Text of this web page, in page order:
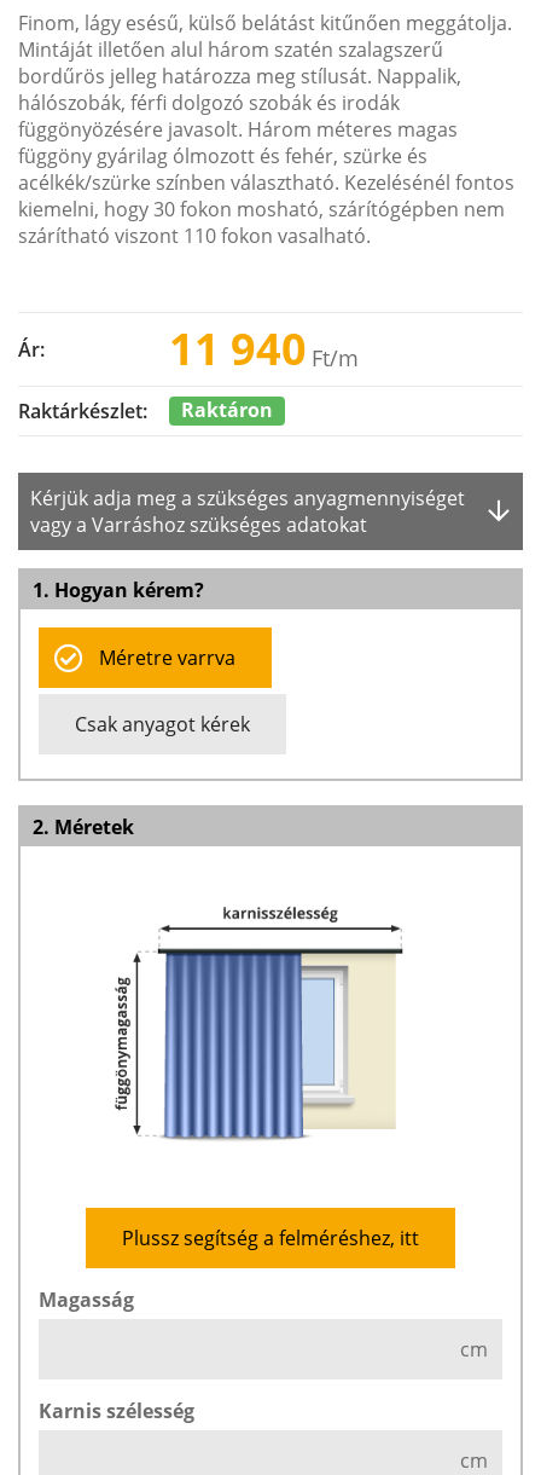
Finom, lágy esésű, külső belátást kitűnően meggátolja.
Mintáját illetően alul három szatén szalagszerű
bordűrös jelleg határozza meg stílusát. Nappalik,
hálószobák, férfi dolgozó szobák és irodák
függönyözésére javasolt. Három méteres magas
függöny gyárilag ólmozott és fehér, szürke és
acélkék/szürke színben választható. Kezelésénél fontos
kiemelni, hogy 30 fokon mosható, szárítógépben nem
szárítható viszont 110 fokon vasalható.
Ár: 11 940 Ft/m
Raktárkészlet: Raktáron
Kérjük adja meg a szükséges anyagmennyiséget
vagy a Varráshoz szükséges adatokat
1. Hogyan kérem?
Méretre varrva
Csak anyagot kérek
2. Méretek
Plussz segítség a felméréshez, itt
Magasság
cm
Karnis szélesség
cm